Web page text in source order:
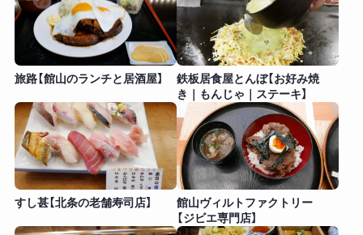
旅路【館山のランチと居酒屋】
鉄板居食屋とんぼ【お好み焼
き｜もんじゃ｜ステーキ】
すし甚【北条の老舗寿司店】
館山ヴィルトファクトリー
【ジビエ専門店】